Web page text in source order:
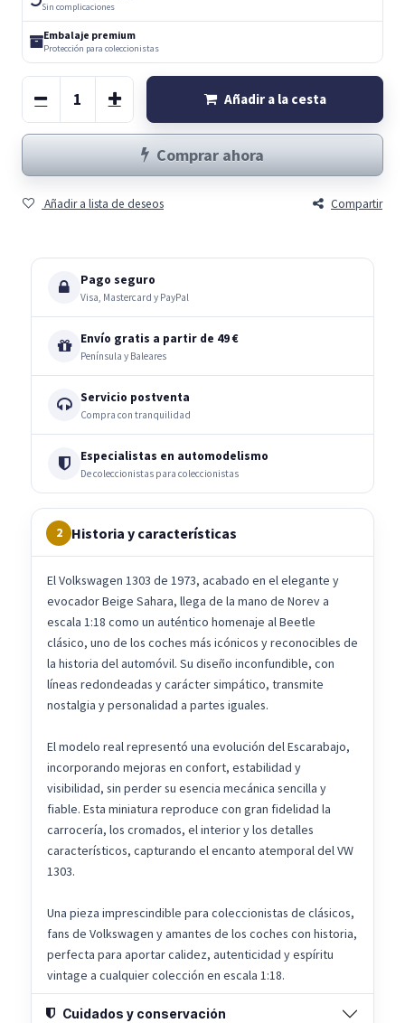
Sin complicaciones
Embalaje premium
Protección para coleccionistas
Añadir a la cesta
Comprar ahora
Añadir a lista de deseos Compartir
Pago seguro
Visa, Mastercard y PayPal
Envío gratis a partir de 49 €
Península y Baleares
Servicio postventa
Compra con tranquilidad
Especialistas en automodelismo
De coleccionistas para coleccionistas
2 Historia y características
El Volkswagen 1303 de 1973, acabado en el elegante y
evocador Beige Sahara, llega de la mano de Norev a
escala 1:18 como un auténtico homenaje al Beetle
clásico, uno de los coches más icónicos y reconocibles de
la historia del automóvil. Su diseño inconfundible, con
líneas redondeadas y carácter simpático, transmite
nostalgia y personalidad a partes iguales.
El modelo real representó una evolución del Escarabajo,
incorporando mejoras en confort, estabilidad y
visibilidad, sin perder su esencia mecánica sencilla y
fiable. Esta miniatura reproduce con gran fidelidad la
carrocería, los cromados, el interior y los detalles
característicos, capturando el encanto atemporal del VW
1303.
Una pieza imprescindible para coleccionistas de clásicos,
fans de Volkswagen y amantes de los coches con historia,
perfecta para aportar calidez, autenticidad y espíritu
vintage a cualquier colección en escala 1:18.
Cuidados y conservación